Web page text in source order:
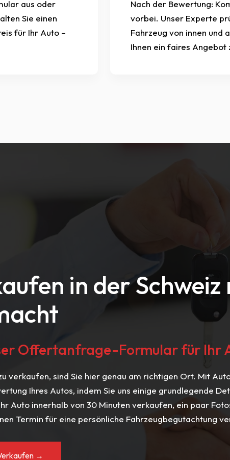
aus oder
Sie einen
für Ihr Auto –
Nach der Bewertung:
vorbei. Unser Experte
Fahrzeug von innen und
Ihnen ein faires Angebot
in der Schweiz
Offertanfrage-Formular für Ihr
verkaufen, sind Sie hier genau am richtigen Ort. Mit
Ihres Autos, indem Sie uns einige grundlegende
Auto innerhalb von 30 Minuten verkaufen, ein paar
Termin für eine persönliche Fahrzeugbegutachtung
→